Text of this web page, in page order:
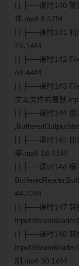
| | ├──课时140 警
件.mp4 9.57M
| | ├──课时141 利
26.14M
| | ├──课时142
68.44M
| | ├──课时143
文本文件的复制
| | ├──课时144 缓
| | ├──课时145 比
率.mp4 18.45M
| | ├──课时146 缓
44.22M
| | ├──课时147 转
| | ├──课时148 转
制.mp4 30.16M